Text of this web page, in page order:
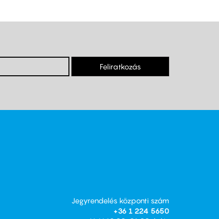
Feliratkozás
Jegyrendelés központi szám
+36 1 224 5650